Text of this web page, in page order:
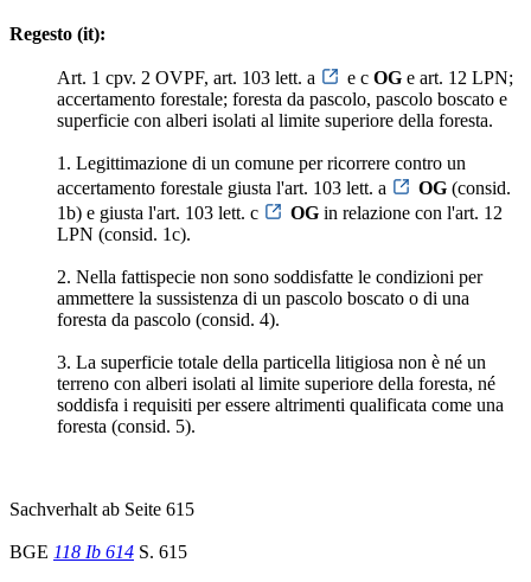
Regesto (it):
Art. 1 cpv. 2 OVPF, art. 103 lett. a e c OG e art. 12 LPN;
accertamento forestale; foresta da pascolo, pascolo boscato e
superficie con alberi isolati al limite superiore della foresta.
1. Legittimazione di un comune per ricorrere contro un
accertamento forestale giusta l'art. 103 lett. a
OG (consid.
1b) e giusta l'art. 103 lett. c
OG in relazione con l'art. 12
LPN (consid. 1c).
2. Nella fattispecie non sono soddisfatte le condizioni per
ammettere la sussistenza di un pascolo boscato o di una
foresta da pascolo (consid. 4).
3. La superficie totale della particella litigiosa non è né un
terreno con alberi isolati al limite superiore della foresta, né
soddisfa i requisiti per essere altrimenti qualificata come una
foresta (consid. 5).
Sachverhalt ab Seite 615
BGE 118 Ib 614 S. 615